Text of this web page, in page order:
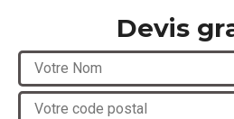
Devis